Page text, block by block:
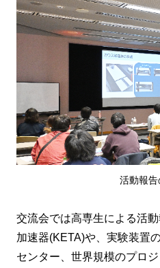
活動報
交流会では高専生による活
加速器(KETA)や、実験装置
センター、世界規模のプロ